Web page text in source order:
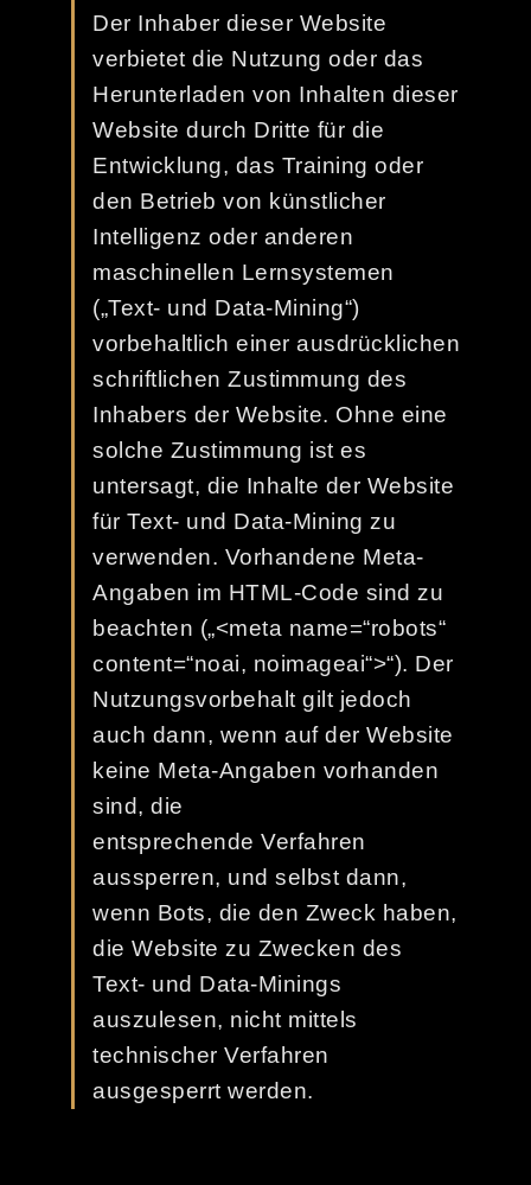
Der Inhaber dieser Website
verbietet die Nutzung oder das
Herunterladen von Inhalten dieser
Website durch Dritte für die
Entwicklung, das Training oder
den Betrieb von künstlicher
Intelligenz oder anderen
maschinellen Lernsystemen
(„Text- und Data-Mining“)
vorbehaltlich einer ausdrücklichen
schriftlichen Zustimmung des
Inhabers der Website. Ohne eine
solche Zustimmung ist es
untersagt, die Inhalte der Website
für Text- und Data-Mining zu
verwenden. Vorhandene Meta-
Angaben im HTML-Code sind zu
beachten („<meta name=“robots“
content=“noai, noimageai“>“). Der
Nutzungsvorbehalt gilt jedoch
auch dann, wenn auf der Website
keine Meta-Angaben vorhanden
sind, die
entsprechende Verfahren
aussperren, und selbst dann,
wenn Bots, die den Zweck haben,
die Website zu Zwecken des
Text- und Data-Minings
auszulesen, nicht mittels
technischer Verfahren
ausgesperrt werden.